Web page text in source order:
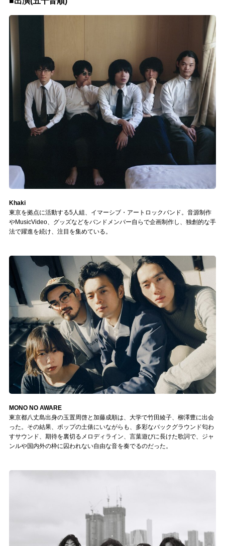
Khaki
東京を拠点に活動する5人組、イマーシブ・アートロックバンド。音源制作
やMusicVideo、グッズなどをバンドメンバー自らで企画制作し、独創的な手
法で躍進を続け、注目を集めている。
MONO NO AWARE
東京都八丈島出身の玉置周啓と加藤成順は、大学で竹田綾子、柳澤豊に出会
った。その結果、ポップの土俵にいながらも、多彩なバックグラウンド匂わ
すサウンド、期待を裏切るメロディライン、言葉遊びに長けた歌詞で、ジャ
ンルや国内外の枠に囚われない自由な音を奏でるのだった。